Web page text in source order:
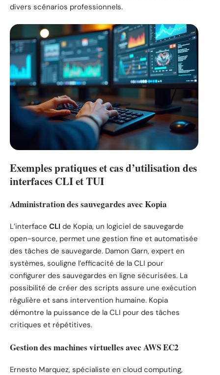
divers scénarios professionnels.
Exemples pratiques et cas d’utilisation des
interfaces CLI et TUI
Administration des sauvegardes avec Kopia
L’interface CLI de Kopia, un logiciel de sauvegarde
open-source, permet une gestion fine et automatisée
des tâches de sauvegarde. Damon Garn, expert en
systèmes, souligne l’efficacité de la CLI pour
configurer des sauvegardes en ligne sécurisées. La
possibilité de créer des scripts assure une exécution
régulière et sans intervention humaine. Kopia
démontre la puissance de la CLI pour des tâches
critiques et répétitives.
Gestion des machines virtuelles avec AWS EC2
Ernesto Marquez, spécialiste en cloud computing,